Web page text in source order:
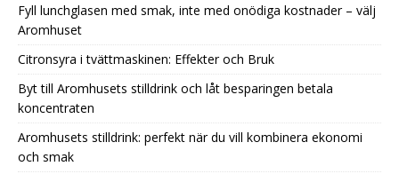
Fyll lunchglasen med smak, inte med onödiga kostnader – välj
Aromhuset
Citronsyra i tvättmaskinen: Effekter och Bruk
Byt till Aromhusets stilldrink och låt besparingen betala
koncentraten
Aromhusets stilldrink: perfekt när du vill kombinera ekonomi
och smak